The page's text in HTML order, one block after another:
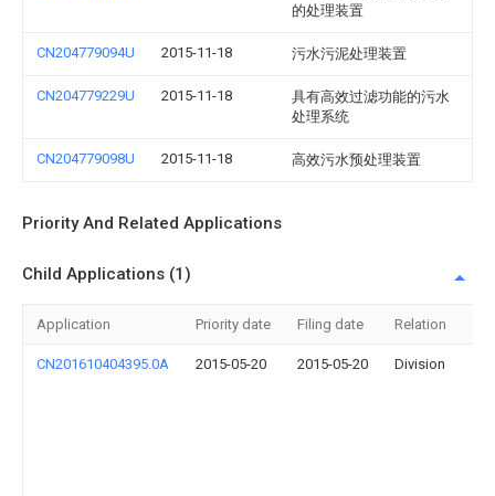
的处理装置
CN204779094U 2015-11-18 污水污泥处理装置
CN204779229U 2015-11-18
具有高效过滤功能的污水
处理系统
CN204779098U 2015-11-18 高效污水预处理装置
Priority And Related Applications
Child Applications (1)
Application Priority date Filing date Relation
CN201610404395.0A 2015-05-20 2015-05-20 Division